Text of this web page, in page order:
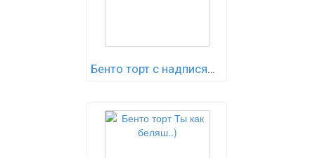
Бенто торт с надписями..)